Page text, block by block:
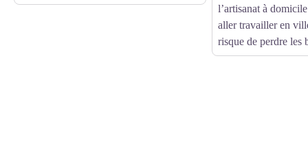
l’artisanat à
aller travailler en
risque de perdre les